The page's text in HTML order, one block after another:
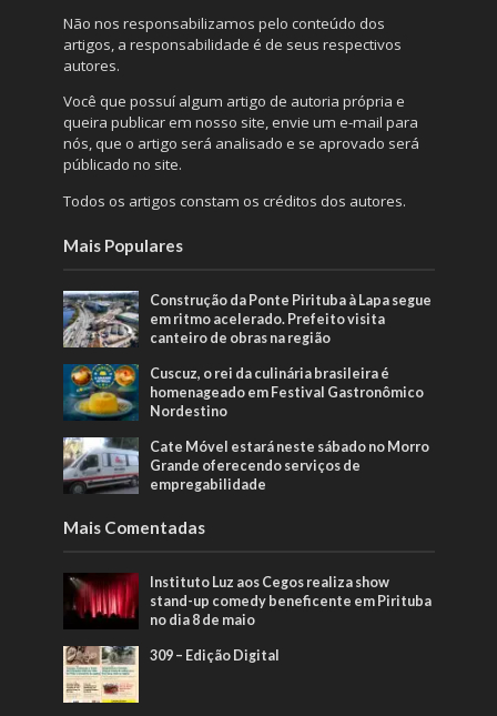
Não nos responsabilizamos pelo conteúdo dos
artigos, a responsabilidade é de seus respectivos
autores.
Você que possuí algum artigo de autoria própria e
queira publicar em nosso site, envie um e-mail para
nós, que o artigo será analisado e se aprovado será
públicado no site.
Todos os artigos constam os créditos dos autores.
Mais Populares
Construção da Ponte Pirituba à Lapa segue
em ritmo acelerado. Prefeito visita
canteiro de obras na região
Cuscuz, o rei da culinária brasileira é
homenageado em Festival Gastronômico
Nordestino
Cate Móvel estará neste sábado no Morro
Grande oferecendo serviços de
empregabilidade
Mais Comentadas
Instituto Luz aos Cegos realiza show
stand-up comedy beneficente em Pirituba
no dia 8 de maio
309 – Edição Digital